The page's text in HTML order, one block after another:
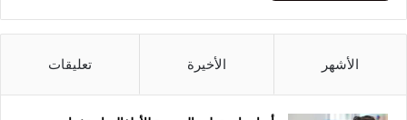
الأشهر الأخيرة تعليقات